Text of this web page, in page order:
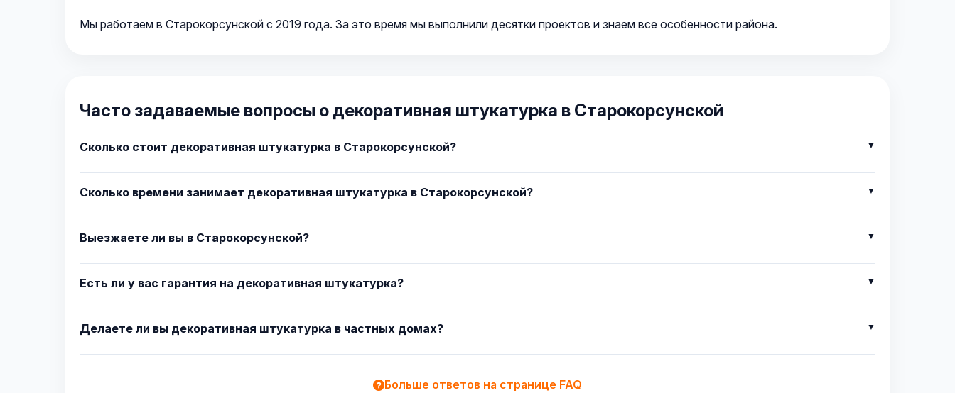
Мы работаем в Старокорсунской с 2019 года. За это время мы выполнили десятки проектов и знаем все особенности района.
Часто задаваемые вопросы о декоративная штукатурка в Старокорсунской
Сколько стоит декоративная штукатурка в Старокорсунской?
Сколько времени занимает декоративная штукатурка в Старокорсунской?
Выезжаете ли вы в Старокорсунской?
Есть ли у вас гарантия на декоративная штукатурка?
Делаете ли вы декоративная штукатурка в частных домах?
Больше ответов на странице FAQ